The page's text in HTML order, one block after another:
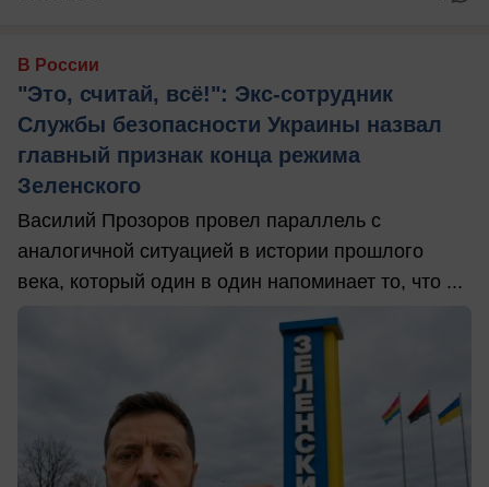
В России
"Это, считай, всё!": Экс-сотрудник
Службы безопасности Украины назвал
главный признак конца режима
Зеленского
Василий Прозоров провел параллель с
аналогичной ситуацией в истории прошлого
века, который один в один напоминает то, что ...